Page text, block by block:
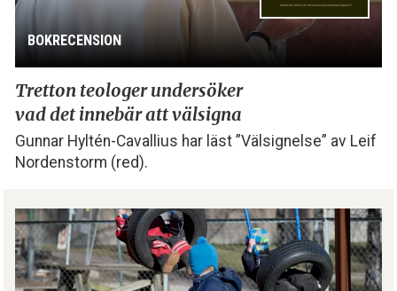
BOKRECENSION
Tretton teologer undersöker
vad det innebär att välsigna
Gunnar Hyltén-Cavallius har läst ”Välsignelse” av Leif
Nordenstorm (red).